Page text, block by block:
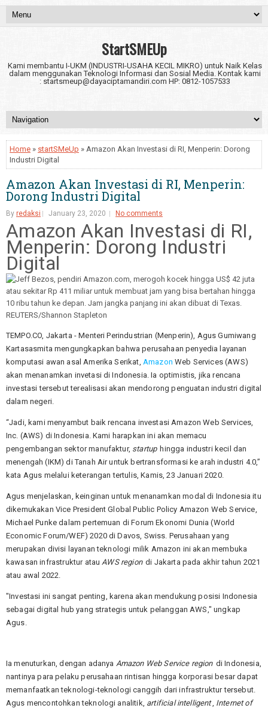
StartSMEUp
Kami membantu I-UKM (INDUSTRI-USAHA KECIL MIKRO) untuk Naik Kelas
dalam menggunakan Teknologi Informasi dan Sosial Media. Kontak kami
: startsmeup@dayaciptamandiri.com HP: 0812-1057533
Home » startSMeUp » Amazon Akan Investasi di RI, Menperin: Dorong
Industri Digital
Amazon Akan Investasi di RI, Menperin:
Dorong Industri Digital
By redaksi January 23, 2020 No comments
Amazon Akan Investasi di RI,
Menperin: Dorong Industri
Digital
TEMPO.CO, Jakarta - Menteri Perindustrian (Menperin), Agus Gumiwang
Kartasasmita mengungkapkan bahwa perusahaan penyedia layanan
komputasi awan asal Amerika Serikat, AmazonWeb Services (AWS)
akan menanamkan invetasi di Indonesia. Ia optimistis, jika rencana
investasi tersebut terealisasi akan mendorong penguatan industri digital
dalam negeri.
“Jadi, kami menyambut baik rencana investasi Amazon Web Services,
Inc. (AWS) di Indonesia. Kami harapkan ini akan memacu
pengembangan sektor manufaktur, startup hingga industri kecil dan
menengah (IKM) di Tanah Air untuk bertransformasi ke arah industri 4.0,”
kata Agus melalui keterangan tertulis, Kamis, 23 Januari 2020.
Agus menjelaskan, keinginan untuk menanamkan modal di Indonesia itu
dikemukakan Vice President Global Public Policy Amazon Web Service,
Michael Punke dalam pertemuan di Forum Ekonomi Dunia (World
Economic Forum/WEF) 2020 di Davos, Swiss. Perusahaan yang
merupakan divisi layanan teknologi milik Amazon ini akan membuka
kawasan infrastruktur atauAWS region di Jakarta pada akhir tahun 2021
atau awal 2022.
"Investasi ini sangat penting, karena akan mendukung posisi Indonesia
sebagai digital hub yang strategis untuk pelanggan AWS," ungkap
Agus.
Ia menuturkan, dengan adanya Amazon Web Service region di Indonesia,
nantinya para pelaku perusahaan rintisan hingga korporasi besar dapat
memanfaatkan teknologi-teknologi canggih dari infrastruktur tersebut.
Agus mencontohkan teknologi analitik, artificial intelligent, Internet of